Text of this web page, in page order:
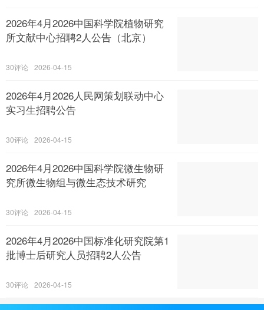
2026年4月2026中国科学院植物研究
所文献中心招聘2人公告（北京）
30 2026-04-15
2026年4月2026人民网策划联动中心
实习生招聘公告
30 2026-04-15
2026年4月2026中国科学院微生物研
究所微生物组与微生态技术研究
30 2026-04-15
2026年4月2026中国标准化研究院第1
批博士后研究人员招聘2人公告
30 2026-04-15